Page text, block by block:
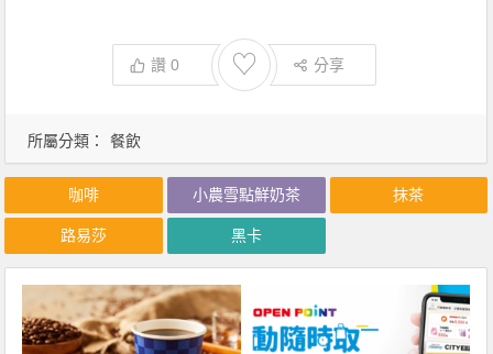
讚0 ♡ 分享
所屬分類： 餐飲
咖啡 小農雪點鮮奶茶 抹茶
路易莎 黑卡